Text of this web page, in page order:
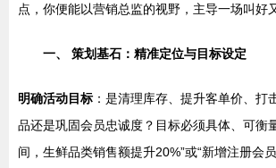
点，你便能以营销总监的视野，主导一场叫好
一、 策划基石：精准定位与目标设定
明确活动目标 ：是清理库存、提升客单价、打
品还是巩固会员忠诚度？目标必须具体、可衡
间，生鲜品类销售额提升20%”或“新增注册会员